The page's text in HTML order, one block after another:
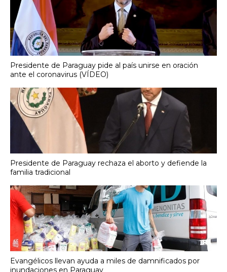
Presidente de Paraguay pide al país unirse en oración
ante el coronavirus (VÍDEO)
Presidente de Paraguay rechaza el aborto y defiende la
familia tradicional
Evangélicos llevan ayuda a miles de damnificados por
inundaciones en Paraguay